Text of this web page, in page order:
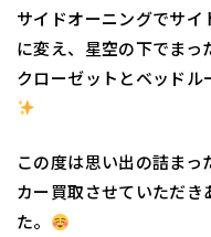
サイドオーニングでサイ
に変え、星空の下でまっ
クローゼットとベッドル
この度は思い出の詰ま
カー買取させていただ
た。